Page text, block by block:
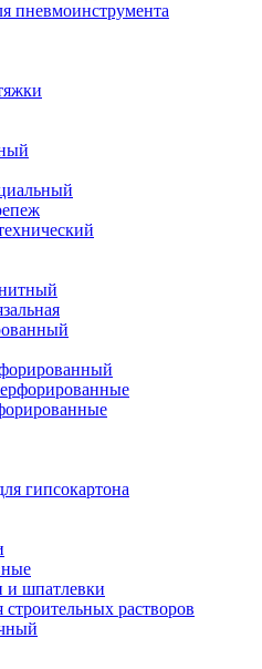
пневмоинструмента
гипсокартона
и шпатлевки
строительных растворов